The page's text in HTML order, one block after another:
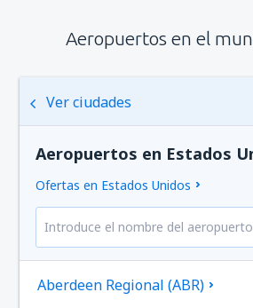
Aeropuertos en el
Ver ciudades
Aeropuertos en Estados
Ofertas en Estados Unidos
Aberdeen Regional (ABR)